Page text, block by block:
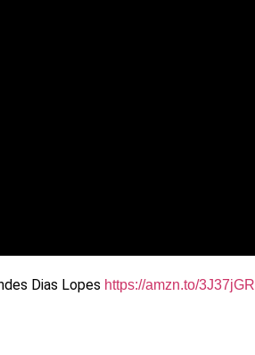
Dias Lopes https://amzn.to/3J37jGR